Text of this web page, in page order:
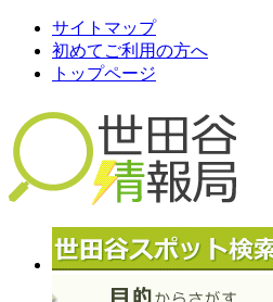
サイトマップ
初めてご利用の方へ
トップページ